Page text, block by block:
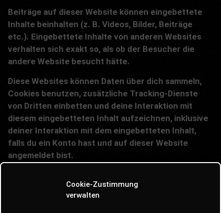
Cookie-Zustimmung
verwalten
Beiträge auf dieser Website können eingebettete
Inhalte beinhalten (z. B. Videos, Bilder, Beiträge
etc.). Eingebettete Inhalte von anderen Websites
verhalten sich exakt so, als ob der Besucher die
andere Website besucht hätte.
Diese Websites können Daten über dich sammeln,
Cookies benutzen, zusätzliche Tracking-Dienste
von Dritten einbetten und deine Interaktion mit
diesem eingebetteten Inhalt aufzeichnen, inklusive
deiner Interaktion mit dem eingebetteten Inhalt,
falls du ein Konto hast und auf dieser Website
angemeldet bist.
Datenschutz im